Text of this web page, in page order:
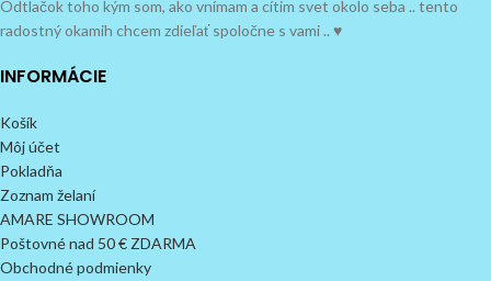
Odtlačok toho kým som, ako vnímam a cítim svet okolo seba .. tento
radostný okamih chcem zdieľať spoločne s vami .. ♥
INFORMÁCIE
Košík
Môj účet
Pokladňa
Zoznam želaní
AMARE SHOWROOM
Poštovné nad 50 € ZDARMA
Obchodné podmienky